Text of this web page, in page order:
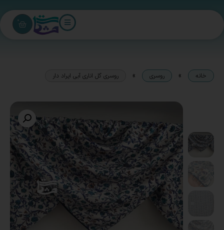
0
خانه » روسری » روسری گل اناری آبی ایراد دار